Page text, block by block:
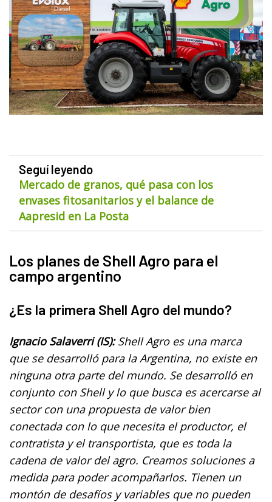
Seguí leyendo
Mercado de granos, qué pasa con los
envases fitosanitarios y el balance de
Aapresid en La Posta
Los planes de Shell Agro para el
campo argentino
¿Es la primera Shell Agro del mundo?
Ignacio Salaverri (IS):Shell Agro es una marca
que se desarrolló para la Argentina, no existe en
ninguna otra parte del mundo. Se desarrolló en
conjunto con Shell y lo que busca es acercarse al
sector con una propuesta de valor bien
conectada con lo que necesita el productor, el
contratista y el transportista, que es toda la
cadena de valor del agro. Creamos soluciones a
medida para poder acompañarlos. Tienen un
montón de desafíos y variables que no pueden